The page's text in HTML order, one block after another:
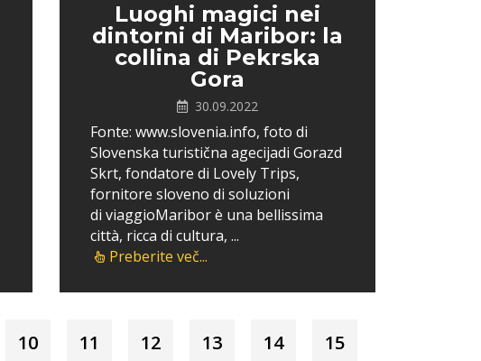
Luoghi magici nei
dintorni di Maribor: la
collina di Pekrska
Gora
30.09.2022
Fonte: www.slovenia.info, foto di
Slovenska turistična agecijadi Gorazd
Skrt, fondatore di Lovely Trips,
fornitore sloveno di soluzioni
di viaggioMaribor è una bellissima
città, ricca di cultura, ...
Preberite več...
10 11 12 13 14
15